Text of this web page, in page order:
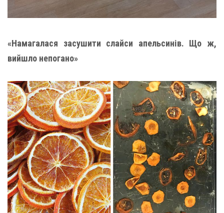
«Намагалася засушити слайси апельсинів. Що ж,
вийшло непогано»